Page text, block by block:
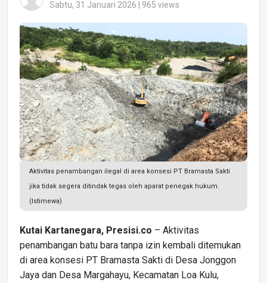
Sabtu, 31 Januari 2026 | 965 views
Aktivitas penambangan ilegal di area konsesi PT Bramasta Sakti
jika tidak segera ditindak tegas oleh aparat penegak hukum.
(Istimewa)
Kutai Kartanegara, Presisi.co – Aktivitas
penambangan batu bara tanpa izin kembali ditemukan
di area konsesi PT Bramasta Sakti di Desa Jonggon
Jaya dan Desa Margahayu, Kecamatan Loa Kulu,